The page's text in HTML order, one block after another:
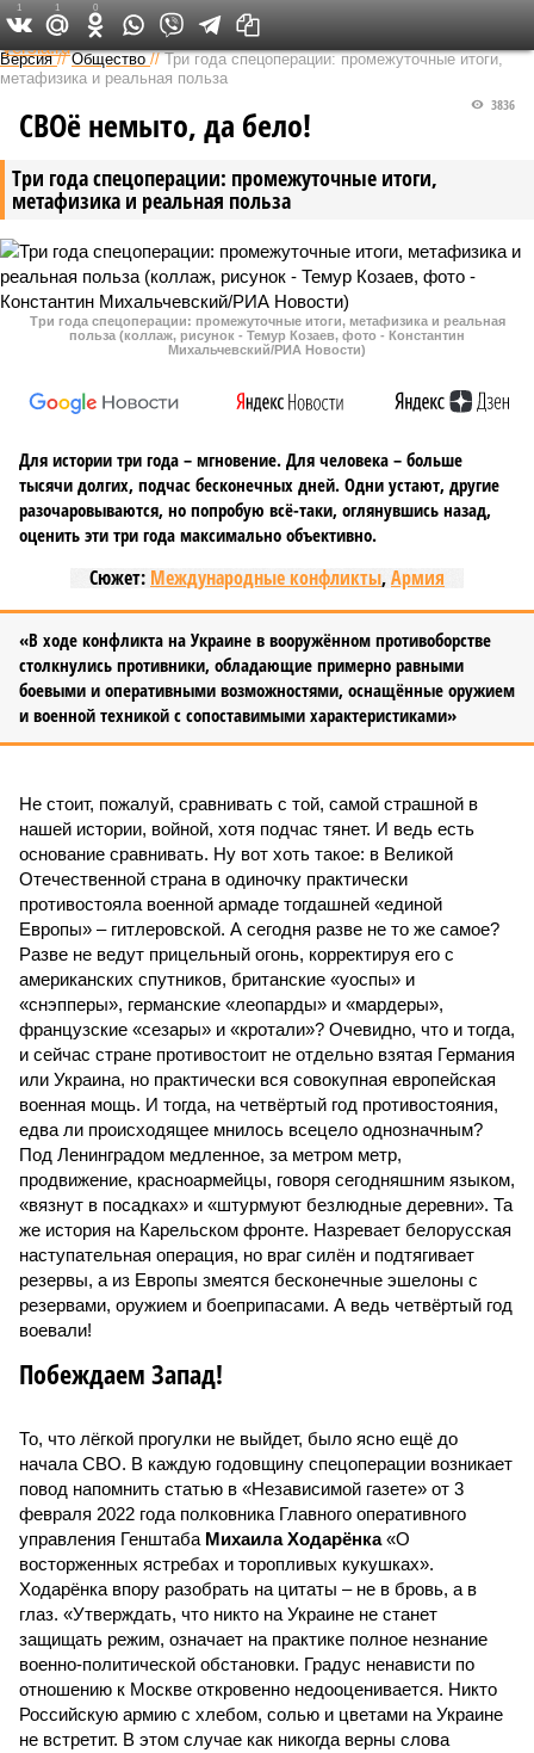
Федеральный выпуск
Версия //Общество //Три года спецоперации: промежуточные итоги,
метафизика и реальная польза
Три года спецоперации: промежуточные итоги,
метафизика и реальная польза
3836
СВОё немыто, да бело!
Три года спецоперации: промежуточные итоги, метафизика и реальная
польза (коллаж, рисунок - Темур Козаев, фото - Константин
Михальчевский/РИА Новости)
Для истории три года – мгновение. Для человека – больше
тысячи долгих, подчас бесконечных дней. Одни устают, другие
разочаровываются, но попробую всё-таки, оглянувшись назад,
оценить эти три года максимально объективно.
Сюжет: Международные конфликты,Армия
«В ходе конфликта на Украине в вооружённом противоборстве
столкнулись противники, обладающие примерно равными
боевыми и оперативными возможностями, оснащённые оружием
и военной техникой с сопоставимыми характеристиками»
Не стоит, пожалуй, сравнивать с той, самой страшной в
нашей истории, войной, хотя подчас тянет. И ведь есть
основание сравнивать. Ну вот хоть такое: в Великой
Отечественной страна в одиночку практически
противостояла военной армаде тогдашней «единой
Европы» – гитлеровской. А сегодня разве не то же самое?
Разве не ведут прицельный огонь, корректируя его с
американских спутников, британские «уоспы» и
«снэпперы», германские «леопарды» и «мардеры»,
французские «сезары» и «кротали»? Очевидно, что и тогда,
и сейчас стране противостоит не отдельно взятая Германия
или Украина, но практически вся совокупная европейская
военная мощь. И тогда, на четвёртый год противостояния,
едва ли происходящее мнилось всецело однозначным?
Под Ленинградом медленное, за метром метр,
продвижение, красноармейцы, говоря сегодняшним языком,
«вязнут в посадках» и «штурмуют безлюдные деревни». Та
же история на Карельском фронте. Назревает белорусская
наступательная операция, но враг силён и подтягивает
резервы, а из Европы змеятся бесконечные эшелоны с
резервами, оружием и боеприпасами. А ведь четвёртый год
воевали!
Побеждаем Запад!
То, что лёгкой прогулки не выйдет, было ясно ещё до
начала СВО. В каждую годовщину спецоперации возникает
повод напомнить статью в «Независимой газете» от 3
февраля 2022 года полковника Главного оперативного
управления Генштаба Михаила Ходарёнка«О
восторженных ястребах и торопливых кукушках».
Ходарёнка впору разобрать на цитаты – не в бровь, а в
глаз. «Утверждать, что никто на Украине не станет
защищать режим, означает на практике полное незнание
военно-политической обстановки. Градус ненависти по
отношению к Москве откровенно недооценивается. Никто
Российскую армию с хлебом, солью и цветами на Украине
не встретит. В этом случае как никогда верны слова
1 1 0